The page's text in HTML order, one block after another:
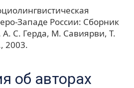
Западе России: Сборник
А. С. Герда, М. Савиярви, Т.
2003.
об авторах